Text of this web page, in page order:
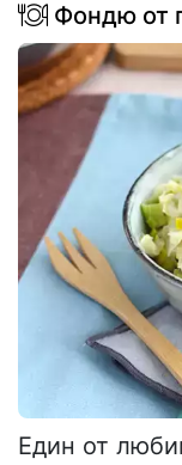
Фондю от
Един от